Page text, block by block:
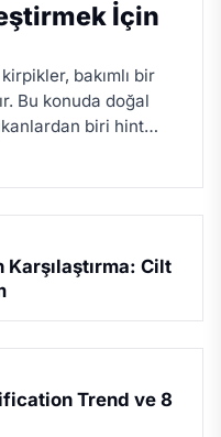
İçin
bakımlı bir
Bu konuda doğal
biri hint
sayesinde saç,
Cilt
Trend ve 8